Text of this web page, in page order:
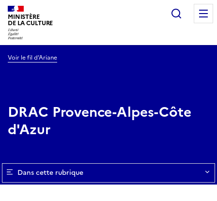
MINISTÈRE
DE LA CULTURE
Voir le fil d’Ariane
DRAC Provence-Alpes-Côte
d'Azur
Dans cette rubrique